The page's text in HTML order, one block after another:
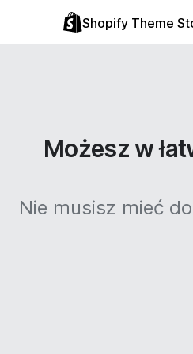
Shopify Theme
Możesz w
Nie musisz mieć